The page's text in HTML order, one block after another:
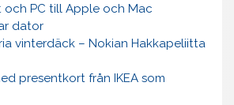
och PC till Apple och Mac
dator
vinterdäck – Nokian Hakkapeliitta
presentkort från IKEA som